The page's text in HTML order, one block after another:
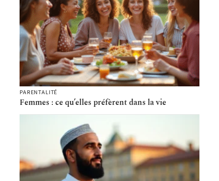
PARENTALITÉ
Femmes : ce qu’elles préfèrent dans la vie